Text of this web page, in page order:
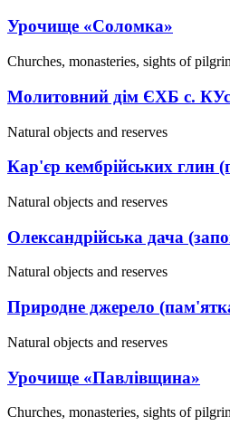
Урочище «Соломка»
Churches, monasteries, sights of
Молитовний дім ЄХБ с.
Natural objects and reserves
Кар'єр кембрійських глин
Natural objects and reserves
Олександрійська дача
Natural objects and reserves
Природне джерело
Natural objects and reserves
Урочище «Павлівщина»
Churches, monasteries, sights of